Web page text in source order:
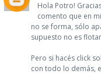
Hola Potro!
comento que en
no se forma, sólo
supuesto no es
Pero si hacés click
con todo lo demás,